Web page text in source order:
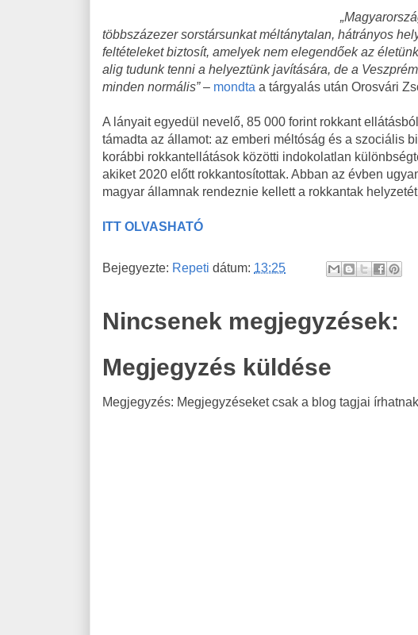
többszázezer sorstársunkat méltánytalan, hátrányos
feltételeket biztosít, amelyek nem elegendőek az
alig tudunk tenni a helyeztünk javítására, de a
minden normális”– mondta a tárgyalás után Orosvári
A lányait egyedül nevelő, 85 000 forint rokkant
támadta az államot: az emberi méltóság és a szociális
korábbi rokkantellátások közötti indokolatlan
akiket 2020 előtt rokkantosítottak. Abban az évben
magyar államnak rendeznie kellett a rokkantak
ITT OLVASHATÓ
Bejegyezte: Repeti dátum: 13:25
Nincsenek megjegyzések:
Megjegyzés küldése
Megjegyzés: Megjegyzéseket csak a blog tagjai